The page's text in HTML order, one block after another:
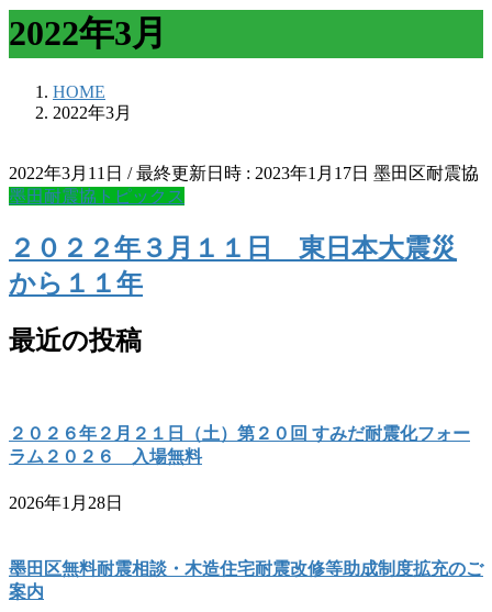
2022年3月
HOME
2022年3月
2022年3月11日 / 最終更新日時 : 2023年1月17日 墨田区耐震協
墨田耐震協トピックス
２０２２年３月１１日 東日本大震災
から１１年
最近の投稿
２０２６年２月２１日（土）第２０回 すみだ耐震化フォー
ラム２０２６ 入場無料
2026年1月28日
墨田区無料耐震相談・木造住宅耐震改修等助成制度拡充のご
案内